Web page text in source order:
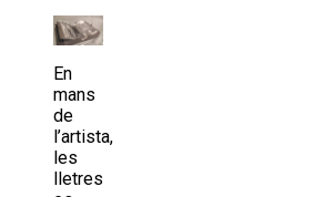
En
mans
de
l’artista,
les
lletres